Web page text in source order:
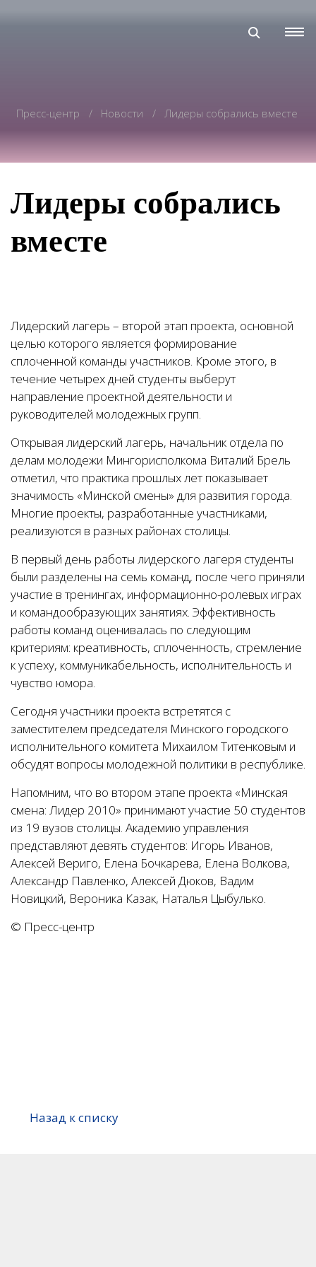
Пресс-центр Новости Лидеры собрались вместе
Лидеры собрались
вместе
Лидерский лагерь – второй этап проекта, основной
целью которого является формирование
сплоченной команды участников. Кроме этого, в
течение четырех дней студенты выберут
направление проектной деятельности и
руководителей молодежных групп.
Открывая лидерский лагерь, начальник отдела по
делам молодежи Мингорисполкома Виталий Брель
отметил, что практика прошлых лет показывает
значимость «Минской смены» для развития города.
Многие проекты, разработанные участниками,
реализуются в разных районах столицы.
В первый день работы лидерского лагеря студенты
были разделены на семь команд, после чего приняли
участие в тренингах, информационно-ролевых играх
и командообразующих занятиях. Эффективность
работы команд оценивалась по следующим
критериям: креативность, сплоченность, стремление
к успеху, коммуникабельность, исполнительность и
чувство юмора.
Сегодня участники проекта встретятся с
заместителем председателя Минского городского
исполнительного комитета Михаилом Титенковым и
обсудят вопросы молодежной политики в республике.
Напомним, что во втором этапе проекта «Минская
смена: Лидер 2010» принимают участие 50 студентов
из 19 вузов столицы. Академию управления
представляют девять студентов: Игорь Иванов,
Алексей Вериго, Елена Бочкарева, Елена Волкова,
Александр Павленко, Алексей Дюков, Вадим
Новицкий, Вероника Казак, Наталья Цыбулько.
© Пресс-центр
Назад к списку